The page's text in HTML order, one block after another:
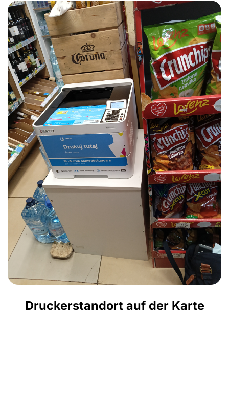
Druckerstandort auf der Karte